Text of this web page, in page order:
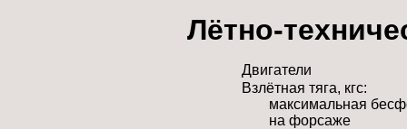
Лётно-
Двигатели
Взлётная тяга, кгс:
максимальная
на форсаже